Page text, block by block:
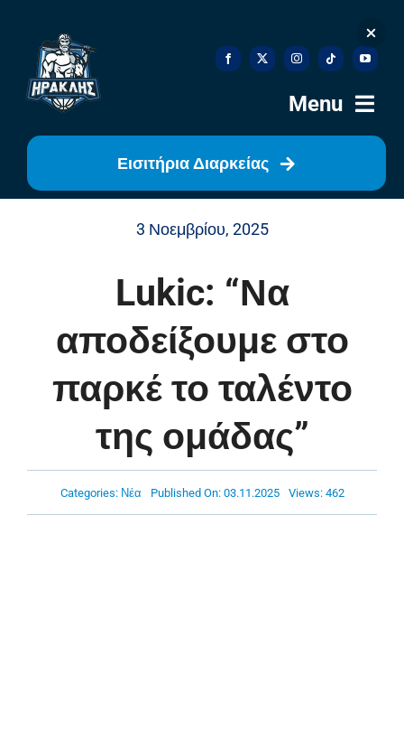
content
Menu
Αρχική
Ιστορία
Η Ομάδα
Η Διοίκηση
Νέα
Εισιτήρια Διαρκείας
3 Νοεμβρίου, 2025
Lukic: “Να
αποδείξουμε στο
παρκέ το ταλέντο
της ομάδας”
Categories: Νέα Published On: 03.11.2025 Views: 462